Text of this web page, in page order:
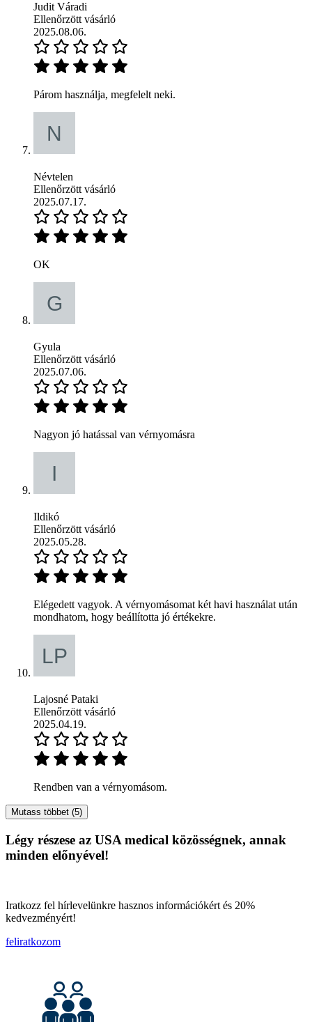
Judit Váradi
Ellenőrzött vásárló
2025.08.06.
Párom használja, megfelelt neki.
Névtelen
Ellenőrzött vásárló
2025.07.17.
OK
Gyula
Ellenőrzött vásárló
2025.07.06.
Nagyon jó hatással van vérnyomásra
Ildikó
Ellenőrzött vásárló
2025.05.28.
Elégedett vagyok. A vérnyomásomat két havi használat után
mondhatom, hogy beállította jó értékekre.
Lajosné Pataki
Ellenőrzött vásárló
2025.04.19.
Rendben van a vérnyomásom.
Mutass többet (5)
Légy részese az USA medical közösségnek, annak
minden előnyével!
Iratkozz fel hírlevelünkre hasznos információkért és 20%
kedvezményért!
feliratkozom